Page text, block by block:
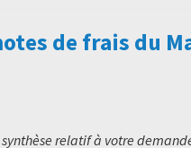
de frais du
relatif à votre